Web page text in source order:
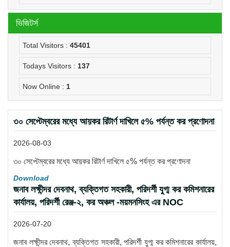
৩০ সেপ্টেম্বরের মধ্যে আয়কর রিটার্ণ দাখিলে ৫% পর্যন্ত কর প্রণোদনা
2026-08-03
৩০ সেপ্টেম্বরের মধ্যে আয়কর রিটার্ণ দাখিলে ৫% পর্যন্ত কর প্রণোদনা
Download
জনাব লক্ষীন্দর দেবনাথ, ব্যক্তিগত সহকারী, পরিদর্শী যুগ্ম কর কমিশনারের
কার্যালয়, পরিদর্শী রেঞ্জ-২, কর অঞ্চল -ময়মনসিংহ এর NOC
2026-07-20
জনাব লক্ষীন্দর দেবনাথ, ব্যক্তিগত সহকারী, পরিদর্শী যুগ্ম কর কমিশনারের কার্যালয়,
ভিজিটর্স
Total Visitors : 45401
Todays Visitors : 137
Now Online : 1